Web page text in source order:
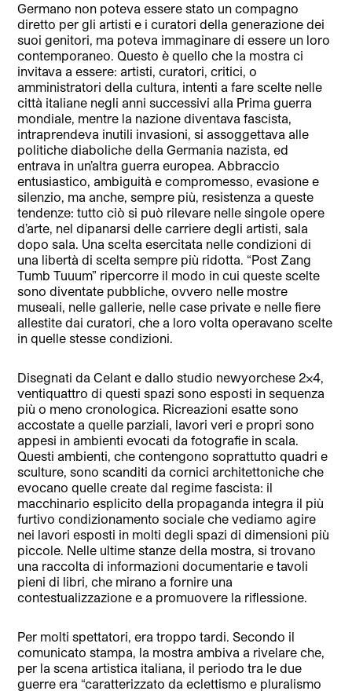
Germano non poteva essere stato un compagno
diretto per gli artisti e i curatori della generazione dei
suoi genitori, ma poteva immaginare di essere un loro
contemporaneo. Questo è quello che la mostra ci
invitava a essere: artisti, curatori, critici, o
amministratori della cultura, intenti a fare scelte nelle
città italiane negli anni successivi alla Prima guerra
mondiale, mentre la nazione diventava fascista,
intraprendeva inutili invasioni, si assoggettava alle
politiche diaboliche della Germania nazista, ed
entrava in un’altra guerra europea. Abbraccio
entusiastico, ambiguità e compromesso, evasione e
silenzio, ma anche, sempre più, resistenza a queste
tendenze: tutto ciò si può rilevare nelle singole opere
d’arte, nel dipanarsi delle carriere degli artisti, sala
dopo sala. Una scelta esercitata nelle condizioni di
una libertà di scelta sempre più ridotta. “Post Zang
Tumb Tuuum” ripercorre il modo in cui queste scelte
sono diventate pubbliche, ovvero nelle mostre
museali, nelle gallerie, nelle case private e nelle fiere
allestite dai curatori, che a loro volta operavano scelte
in quelle stesse condizioni.
Disegnati da Celant e dallo studio newyorchese 2×4,
ventiquattro di questi spazi sono esposti in sequenza
più o meno cronologica. Ricreazioni esatte sono
accostate a quelle parziali, lavori veri e propri sono
appesi in ambienti evocati da fotografie in scala.
Questi ambienti, che contengono soprattutto quadri e
sculture, sono scanditi da cornici architettoniche che
evocano quelle create dal regime fascista: il
macchinario esplicito della propaganda integra il più
furtivo condizionamento sociale che vediamo agire
nei lavori esposti in molti degli spazi di dimensioni più
piccole. Nelle ultime stanze della mostra, si trovano
una raccolta di informazioni documentarie e tavoli
pieni di libri, che mirano a fornire una
contestualizzazione e a promuovere la riflessione.
Per molti spettatori, era troppo tardi. Secondo il
comunicato stampa, la mostra ambiva a rivelare che,
per la scena artistica italiana, il periodo tra le due
guerre era “caratterizzato da eclettismo e pluralismo